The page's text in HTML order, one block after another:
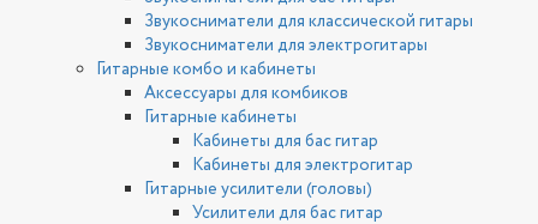
Звукосниматели для классической гитары
Звукосниматели для электрогитары
Гитарные комбо и кабинеты
Аксессуары для комбиков
Гитарные кабинеты
Кабинеты для бас гитар
Кабинеты для электрогитар
Гитарные усилители (головы)
Усилители для бас гитар